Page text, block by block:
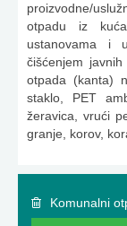
proizvodne/
otpadu iz
ustanovama i
čišćenjem
otpada (kanta)
staklo, PET
žeravica, vrući
granje, korov,
Komunalni